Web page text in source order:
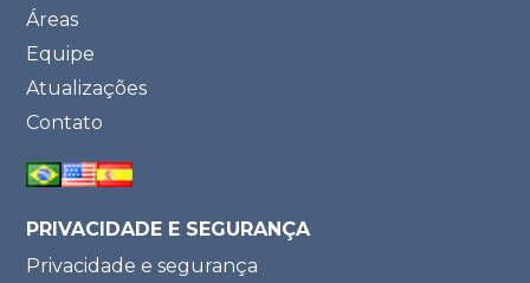
Áreas
Equipe
Atualizações
Contato
PRIVACIDADE E SEGURANÇA
Privacidade e segurança